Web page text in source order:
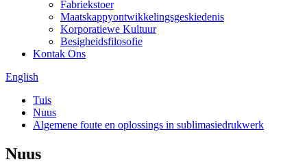
Fabriekstoer
Maatskappyontwikkelingsgeskiedenis
Korporatiewe Kultuur
Besigheidsfilosofie
Kontak Ons
English
Tuis
Nuus
Algemene foute en oplossings in sublimasiedrukwerk
Nuus